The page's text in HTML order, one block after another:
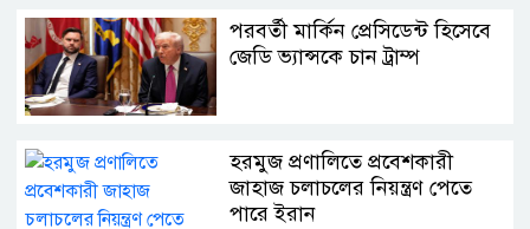
পরবর্তী মার্কিন প্রেসিডেন্ট হিসেবে
জেডি ভ্যান্সকে চান ট্রাম্প
হরমুজ প্রণালিতে প্রবেশকারী
জাহাজ চলাচলের নিয়ন্ত্রণ পেতে
পারে ইরান